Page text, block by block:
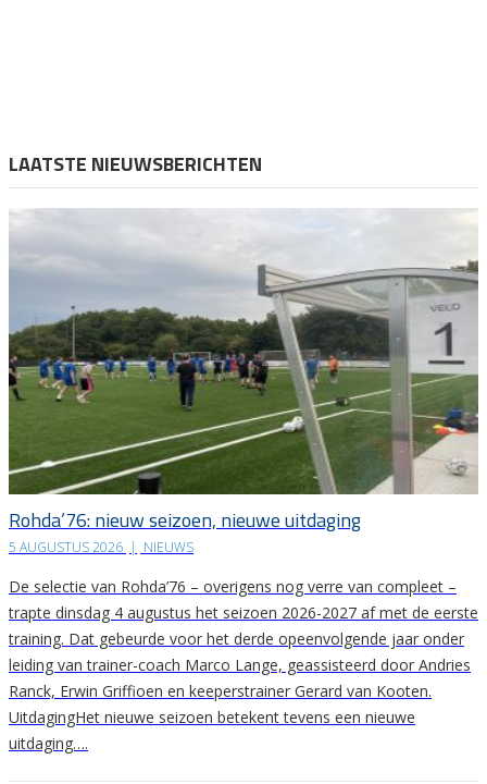
LAATSTE NIEUWSBERICHTEN
Rohda’76: nieuw seizoen, nieuwe uitdaging
5 AUGUSTUS 2026 | NIEUWS
De selectie van Rohda’76 – overigens nog verre van compleet –
trapte dinsdag 4 augustus het seizoen 2026-2027 af met de eerste
training. Dat gebeurde voor het derde opeenvolgende jaar onder
leiding van trainer-coach Marco Lange, geassisteerd door Andries
Ranck, Erwin Griffioen en keeperstrainer Gerard van Kooten.
UitdagingHet nieuwe seizoen betekent tevens een nieuwe
uitdaging….